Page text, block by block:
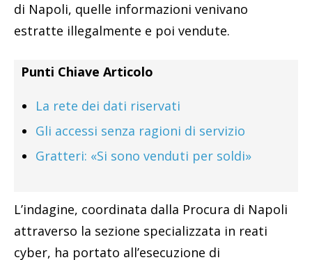
di Napoli, quelle informazioni venivano
estratte illegalmente e poi vendute.
Punti Chiave Articolo
La rete dei dati riservati
Gli accessi senza ragioni di servizio
Gratteri: «Si sono venduti per soldi»
L’indagine, coordinata dalla Procura di Napoli
attraverso la sezione specializzata in reati
cyber, ha portato all’esecuzione di